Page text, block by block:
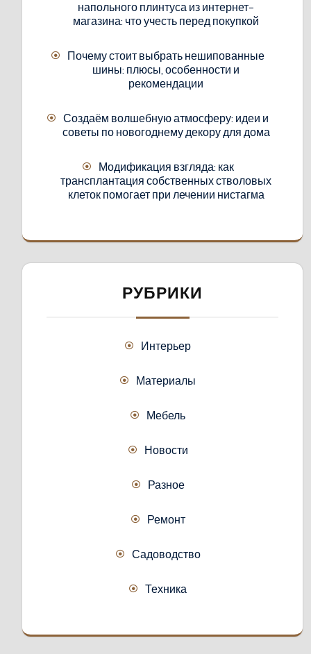
напольного плинтуса из интернет-
магазина: что учесть перед покупкой
Почему стоит выбрать нешипованные
шины: плюсы, особенности и
рекомендации
Создаём волшебную атмосферу: идеи и
советы по новогоднему декору для дома
Модификация взгляда: как
трансплантация собственных стволовых
клеток помогает при лечении нистагма
РУБРИКИ
Интерьер
Материалы
Мебель
Новости
Разное
Ремонт
Садоводство
Техника